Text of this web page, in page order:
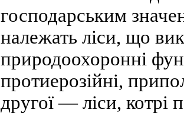
господарським
належать ліси, що
природоохоронні
протиерозійні,
другої — ліси, котрі